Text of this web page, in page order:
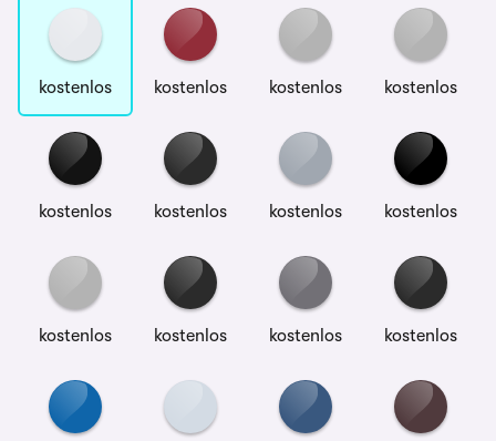
kostenlos kostenlos kostenlos kostenlos
kostenlos kostenlos kostenlos kostenlos
kostenlos kostenlos kostenlos kostenlos